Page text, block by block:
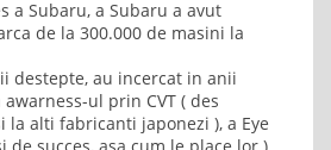
a Subaru, a Subaru a avut
de la 300.000 de masini la
destepte, au incercat in anii
ul prin CVT ( des
la alti fabricanti japonezi ), a Eye